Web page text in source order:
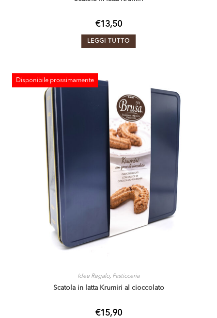
€13,50
LEGGI TUTTO
Disponibile prossimamente
ESAURITO
Idee Regalo, Pasticceria
Scatola in latta Krumiri al cioccolato
€15,90